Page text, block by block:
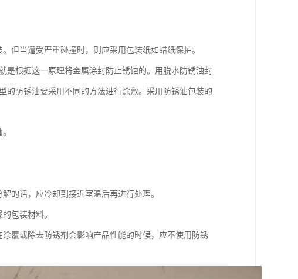
但当遭受严重碰撞时，则应采用包装纸如蜡纸保护。
是根据这一原理将金属涂封防止锈蚀的。用脱水防锈油封
的防锈油要采用不同的方法进行涂敷。采用防锈油包装的
的话，应冷却到接近室温后再进行处理。
包装材料。
覆或除去防锈剂会影响产品性能的时候，应不使用防锈